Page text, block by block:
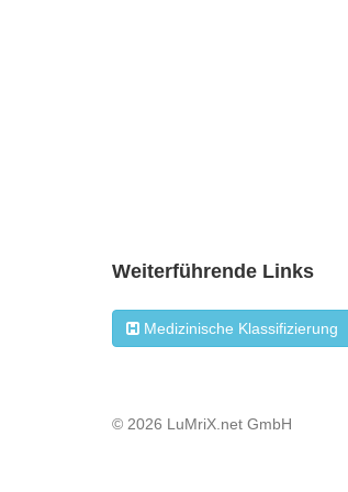
Weiterführende Links
Medizinische Klassifizierung
© 2026 LuMriX.net GmbH